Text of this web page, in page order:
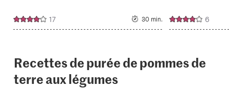
17 30 min. 6
Recettes de purée de pommes de
terre aux légumes